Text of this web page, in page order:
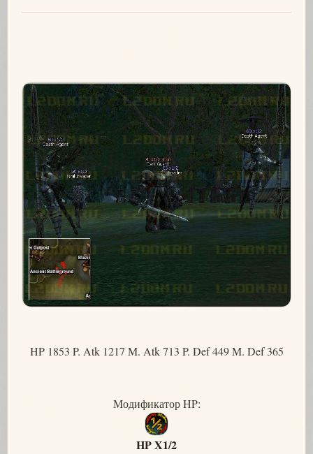
HP 1853 P. Atk 1217 M. Atk 713 P. Def 449 M. Def 365
Модификатор HP:
HP X1/2